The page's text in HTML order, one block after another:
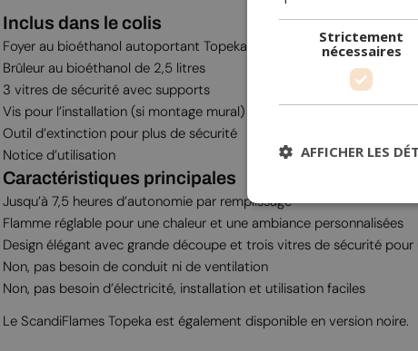
Inclus dans le colis
Foyer au bioéthanol autoportant Topeka Blanc
Brûleur au bioéthanol de 2,5 litres
3 vitres de sécurité avec supports
Vis pour l’installation (si montage mural)
Outil d’extinction pour plus de sécurité
Notice d’utilisation
Caractéristiques principales
Jusqu’à 7,5 heures d’autonomie par remplissage
Flamme réglable pour une chaleur et une ambiance personnalisées
Design élégant avec grande découpe et trois vitres de sécurité
Non, pas besoin de conduit ni de ventilation
Non, pas besoin d’électricité, installation et utilisation faciles
Le ScandiFlames Topeka est également disponible en version noire.
Strictement
nécessaires
AFFICHER LES